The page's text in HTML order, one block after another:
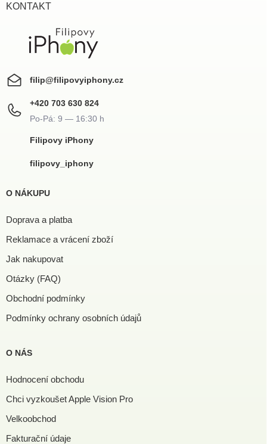
KONTAKT
filip@filipovyiphony.cz
+420 703 630 824
Filipovy iPhony
filipovy_iphony
O NÁKUPU
Doprava a platba
Reklamace a vrácení zboží
Jak nakupovat
Otázky (FAQ)
Obchodní podmínky
Podmínky ochrany osobních údajů
O NÁS
Hodnocení obchodu
Chci vyzkoušet Apple Vision Pro
Velkoobchod
Fakturační údaje